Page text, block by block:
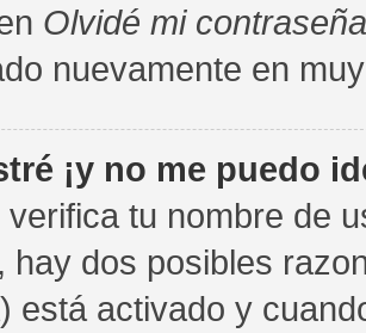
Olvidé mi contraseña
nuevamente en
¡y no me puedo
verifica tu nombre de
hay dos posibles
está activado y